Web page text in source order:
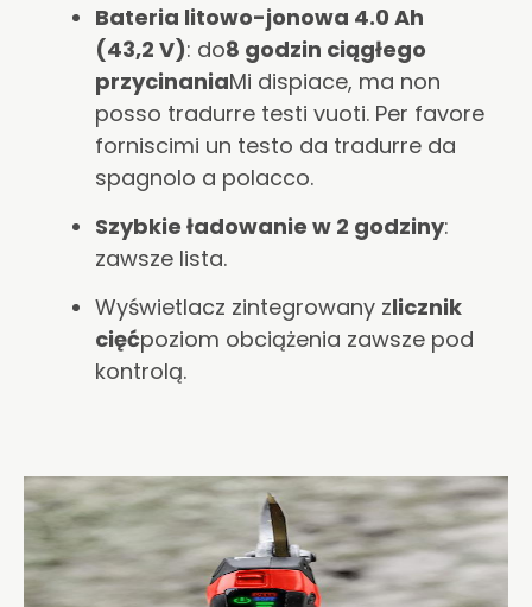
Bateria litowo-jonowa 4.0 Ah
(43,2 V): do8 godzin ciągłego
przycinaniaMi dispiace, ma non
posso tradurre testi vuoti. Per favore
forniscimi un testo da tradurre da
spagnolo a polacco.
Szybkie ładowanie w 2 godziny:
zawsze lista.
Wyświetlacz zintegrowany zlicznik
cięćpoziom obciążenia zawsze pod
kontrolą.